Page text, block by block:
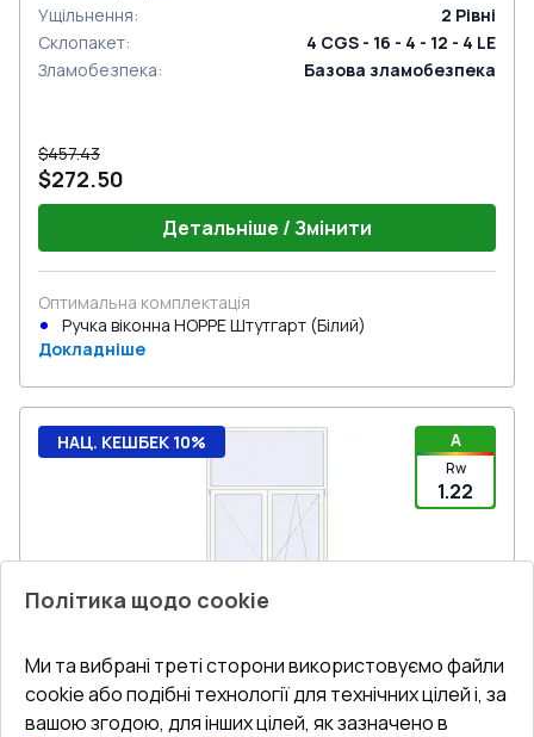
Ущільнення: 2 Рівні
Склопакет:
4 CGS - 16 - 4 - 12 - 4 LE
Зламобезпека: Базова зламобезпека
$457.43
$272.50
Детальніше / Змінити
Оптимальна комплектація
Ручка віконна HOPPE Штутгарт (Білий)
Докладніше
A
Rw
1.22
НАЦ. КЕШБЕК 10%
Попереднє
замовлення
Залиште відгук
Політика щодо cookie
Ми та вибрані треті сторони використовуємо файли
cookie або подібні технології для технічних цілей і, за
вашою згодою, для інших цілей, як зазначено в